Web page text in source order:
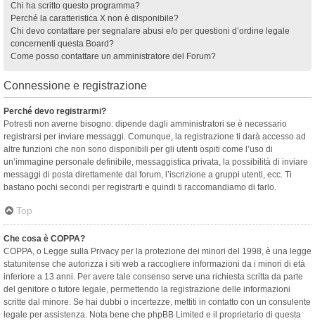
Chi ha scritto questo programma?
Perché la caratteristica X non è disponibile?
Chi devo contattare per segnalare abusi e/o per questioni d’ordine legale
concernenti questa Board?
Come posso contattare un amministratore del Forum?
Connessione e registrazione
Perché devo registrarmi?
Potresti non averne bisogno: dipende dagli amministratori se è necessario
registrarsi per inviare messaggi. Comunque, la registrazione ti darà accesso ad
altre funzioni che non sono disponibili per gli utenti ospiti come l’uso di
un’immagine personale definibile, messaggistica privata, la possibilità di inviare
messaggi di posta direttamente dal forum, l’iscrizione a gruppi utenti, ecc. Ti
bastano pochi secondi per registrarti e quindi ti raccomandiamo di farlo.
Top
Che cosa è COPPA?
COPPA, o Legge sulla Privacy per la protezione dei minori del 1998, è una legge
statunitense che autorizza i siti web a raccogliere informazioni da i minori di età
inferiore a 13 anni. Per avere tale consenso serve una richiesta scritta da parte
del genitore o tutore legale, permettendo la registrazione delle informazioni
scritte dal minore. Se hai dubbi o incertezze, mettiti in contatto con un consulente
legale per assistenza. Nota bene che phpBB Limited e il proprietario di questa